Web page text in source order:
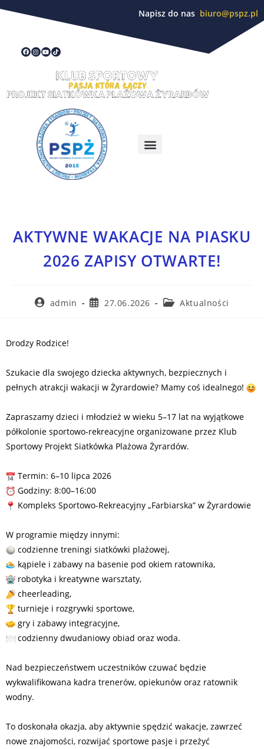
Napisz do nas biuro@pspz.pl
AKTYWNE WAKACJE NA PIASKU
2026 ZAPISY OTWARTE!
admin 27.06.2026 Aktualności
Drodzy Rodzice!
Szukacie dla swojego dziecka aktywnych, bezpiecznych i
pełnych atrakcji wakacji w Żyrardowie? Mamy coś idealnego!
Zapraszamy dzieci i młodzież w wieku 5–17 lat na wyjątkowe
półkolonie sportowo-rekreacyjne organizowane przez Klub
Sportowy Projekt Siatkówka Plażowa Żyrardów.
Termin: 6–10 lipca 2026
Godziny: 8:00–16:00
Kompleks Sportowo-Rekreacyjny „Farbiarska” w Żyrardowie
W programie między innymi:
codzienne treningi siatkówki plażowej,
kąpiele i zabawy na basenie pod okiem ratownika,
robotyka i kreatywne warsztaty,
cheerleading,
turnieje i rozgrywki sportowe,
gry i zabawy integracyjne,
codzienny dwudaniowy obiad oraz woda.
Nad bezpieczeństwem uczestników czuwać będzie
wykwalifikowana kadra trenerów, opiekunów oraz ratownik
wodny.
To doskonała okazja, aby aktywnie spędzić wakacje, zawrzeć
nowe znajomości, rozwijać sportowe pasje i przeżyć